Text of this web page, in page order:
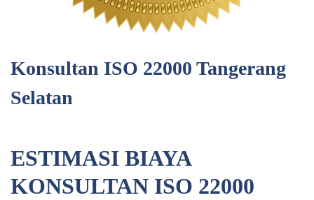
Konsultan ISO 22000 Tangerang
Selatan
ESTIMASI BIAYA
KONSULTAN ISO 22000